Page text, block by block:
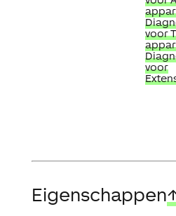
voor
voor
Eigenschappen